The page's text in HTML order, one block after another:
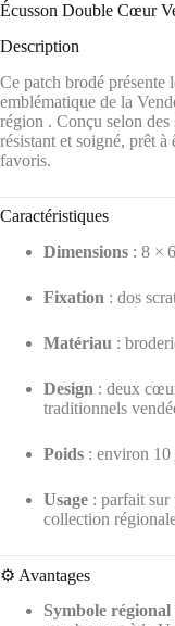
️Écusson Double Cœur
Description
Ce patch brodé présente
emblématique de la
région . Conçu selon des
résistant et soigné, prêt à
favoris.
Caractéristiques
Dimensions : 8 ×
Fixation : dos
Matériau :
Design : deux
traditionnels
Poids : environ 10
Usage : parfait sur
collection
⚙️ Avantages
Symbole